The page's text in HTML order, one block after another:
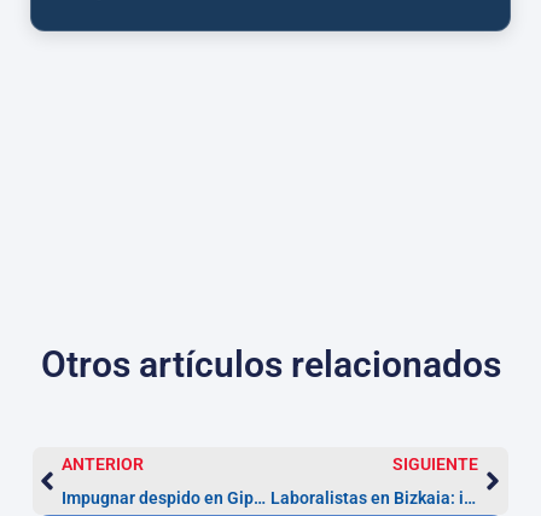
Otros artículos relacionados
ANTERIOR
Impugnar despido en Gipuzkoa: pasos y plazo de 20 días
SIGUIENTE
Laboralistas en Bizkaia: impugna despido en 20 días